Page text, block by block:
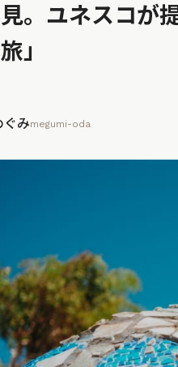
。ユネスコが
」
ぐみmegumi-oda